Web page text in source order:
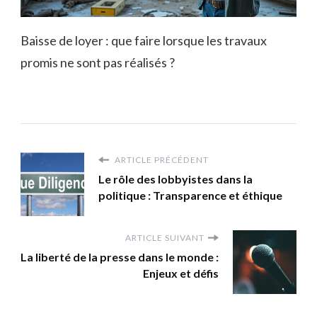
Baisse de loyer : que faire lorsque les travaux
promis ne sont pas réalisés ?
ARTICLE PRÉCÉDENT
Le rôle des lobbyistes dans la
politique : Transparence et éthique
ARTICLE SUIVANT
La liberté de la presse dans le monde :
Enjeux et défis